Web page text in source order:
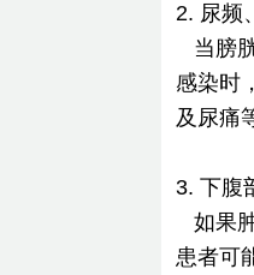
2. 尿频
当膀
感染时
及尿痛
3. 下腹
如果
患者可